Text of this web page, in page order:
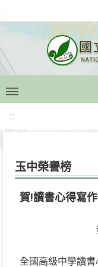
:::
玉中榮譽榜
賀!讀書心得寫
全國高級中學讀書